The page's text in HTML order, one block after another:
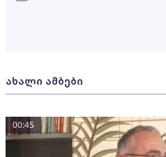
ახალი ამბები
00:45